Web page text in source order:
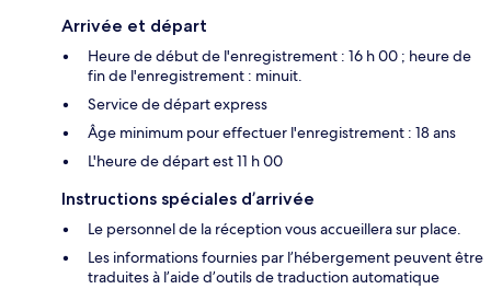
Arrivée et départ
Heure de début de l'enregistrement : 16 h 00 ; heure de
fin de l'enregistrement : minuit.
Service de départ express
Âge minimum pour effectuer l'enregistrement : 18 ans
L'heure de départ est 11 h 00
Instructions spéciales d’arrivée
Le personnel de la réception vous accueillera sur place.
Les informations fournies par l’hébergement peuvent être
traduites à l’aide d’outils de traduction automatique